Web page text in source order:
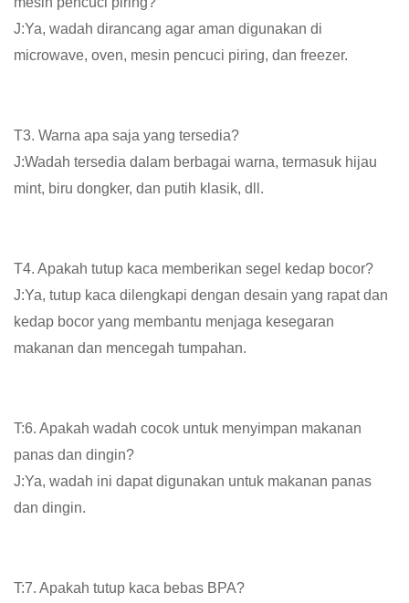
J:Ya, wadah dirancang agar aman digunakan di
microwave, oven, mesin pencuci piring, dan freezer.
T3. Warna apa saja yang tersedia?
J:Wadah tersedia dalam berbagai warna, termasuk hijau
mint, biru dongker, dan putih klasik, dll.
T4. Apakah tutup kaca memberikan segel kedap bocor?
J:Ya, tutup kaca dilengkapi dengan desain yang rapat dan
kedap bocor yang membantu menjaga kesegaran
makanan dan mencegah tumpahan.
T:6. Apakah wadah cocok untuk menyimpan makanan
panas dan dingin?
J:Ya, wadah ini dapat digunakan untuk makanan panas
dan dingin.
T:7. Apakah tutup kaca bebas BPA?